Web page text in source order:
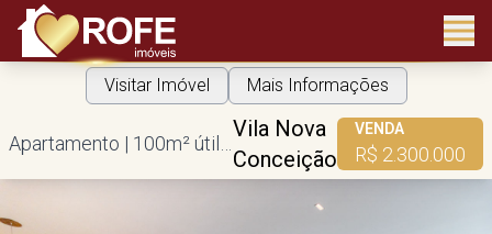
Vila Nova
Conceição
VENDA
R$ 2.300.000
Visitar Imóvel Mais Informações